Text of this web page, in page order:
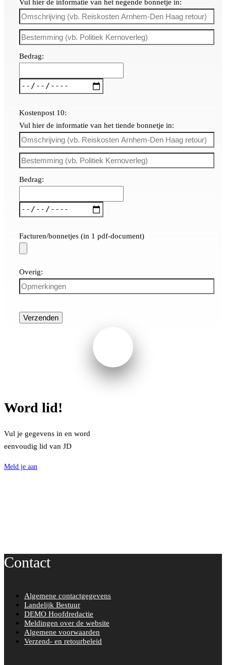
Vul hier de informatie van het negende bonnetje in:
Bedrag:
Kostenpost 10:
Vul hier de informatie van het tiende bonnetje in:
Bedrag:
Facturen/bonnetjes (in 1 pdf-document)
Overig:
Word lid!
Vul je gegevens in en word
eenvoudig lid van JD
Meld je aan
Contact
Algemene contactgegevens
Landelijk Bestuur
DEMO Hoofdredactie
Meldingen over de website
Algemene voorwaarden
Verzend- en retourbeleid